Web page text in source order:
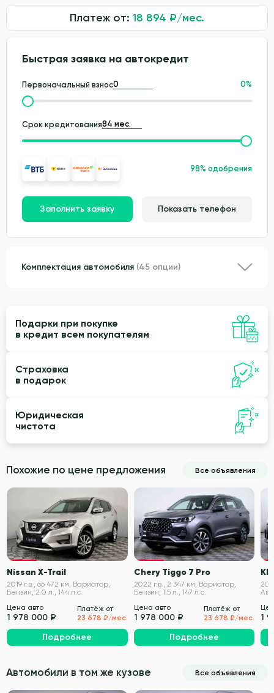
Платеж от: 18 894 ₽/мес.
Быстрая заявка на автокредит
Первоначальный взнос 0%
Срок кредитования
98% одобрения
Заполнить заявку Показать телефон
Комплектация автомобиля (45 опции)
Подарки при покупке
в кредит всем покупателям
Страховка
в подарок
Юридическая
чистота
Похожие по цене предложения Все объявления
VIN проверен
Nissan X-Trail
2019 г.в., 66 472 км, Вариатор,
Бензин, 2.0 л., 144 л.с.
Цена авто
1 978 000 ₽
Платёж от
23 678 ₽/мес.
Подробнее
VIN проверен
Chery Tiggo 7 Pro
2022 г.в., 2 347 км, Вариатор,
Бензин, 1.5 л., 147 л.с.
Цена авто
1 978 000 ₽
Платёж от
23 678 ₽/мес.
Подробнее
1
Автомобили в том же кузове Все объявления